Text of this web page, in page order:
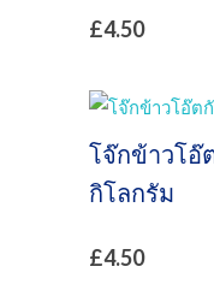
£4.50
โจ๊กข้าวโอ๊
กิโลกรัม
£4.50